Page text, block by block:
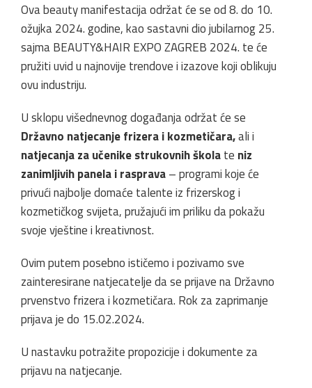
Ova beauty manifestacija održat će se od 8. do 10.
ožujka 2024. godine, kao sastavni dio jubilarnog 25.
sajma BEAUTY&HAIR EXPO ZAGREB 2024. te će
pružiti uvid u najnovije trendove i izazove koji oblikuju
ovu industriju.
U sklopu višednevnog događanja održat će se
Državno natjecanje frizera i kozmetičara,ali i
natjecanja za učenike strukovnih školate niz
zanimljivih panela i rasprava– programi koje će
privući najbolje domaće talente iz frizerskog i
kozmetičkog svijeta, pružajući im priliku da pokažu
svoje vještine i kreativnost.
Ovim putem posebno ističemo i pozivamo sve
zainteresirane natjecatelje da se prijave na Državno
prvenstvo frizera i kozmetičara. Rok za zaprimanje
prijava je do 15.02.2024.
U nastavku potražite propozicije i dokumente za
prijavu na natjecanje.